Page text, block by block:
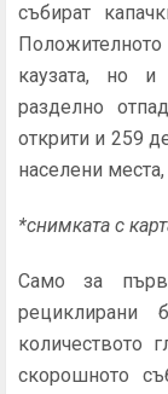
събират
каузата, но и
разделно
открити и 259
населени
*снимката с
Само за
рециклирани
количеството
скорошното